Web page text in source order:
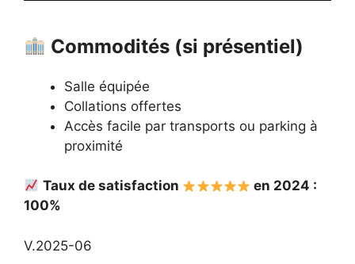
Commodités (si présentiel)
Salle équipée
Collations offertes
Accès facile par transports ou parking à
proximité
Taux de satisfaction
en 2024 :
100%
V.2025-06